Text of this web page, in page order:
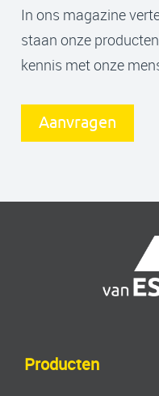
In ons magazine
staan onze
kennis met onze
Aanvragen
Producten